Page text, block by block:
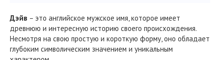
Дэйв – это английское мужское имя, которое имеет
древнюю и интересную историю своего происхождения.
Несмотря на свою простую и короткую форму, оно обладает
глубоким символическим значением и уникальным